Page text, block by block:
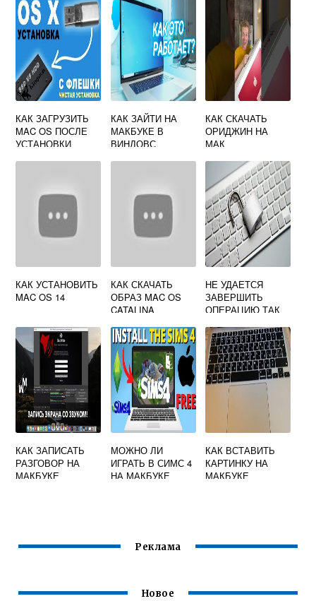
КАК ЗАГРУЗИТЬ
MAC OS ПОСЛЕ
УСТАНОВКИ
КАК ЗАЙТИ НА
МАКБУКЕ В
ВИНДОВС
КАК СКАЧАТЬ
ОРИДЖИН НА
МАК
КАК УСТАНОВИТЬ
MAC OS 14
КАК СКАЧАТЬ
ОБРАЗ MAC OS
CATALINA
НЕ УДАЕТСЯ
ЗАВЕРШИТЬ
ОПЕРАЦИЮ ТАК
НЕОБХОДИМЫХ
ПРАВ MAC OS
КАК ЗАПИСАТЬ
РАЗГОВОР НА
МАКБУКЕ
МОЖНО ЛИ
ИГРАТЬ В СИМС 4
НА МАКБУКЕ
КАК ВСТАВИТЬ
КАРТИНКУ НА
МАКБУКЕ
Реклама
Новое